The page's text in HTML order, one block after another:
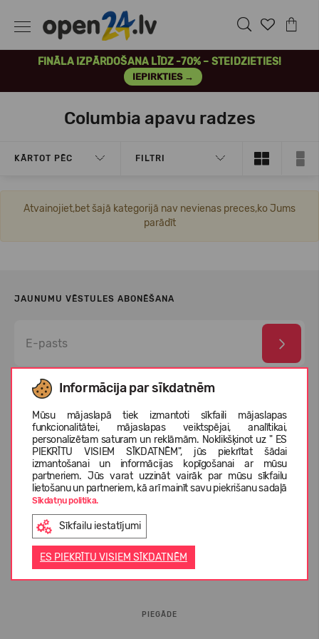
FINĀLA IZPĀRDOŠANA LĪDZ -70% – STEIDZIETIES!
IEPIRKTIES →
Informācija par sīkdatnēm
Mūsu mājaslapā tiek izmantoti sīkfaili mājaslapas
funkcionalitātei, mājaslapas veiktspējai, analītikai,
personalizētam saturam un reklāmām. Noklikšķinot uz " ES
PIEKRĪTU VISIEM SĪKDATNĒM", jūs piekrītat šādai
izmantošanai un informācijas kopīgošanai ar mūsu
partneriem. Jūs varat uzzināt vairāk par mūsu sīkfailu
lietošanu un partneriem, kā arī mainīt savu piekrišanu sadaļā
Sīkdatņu politika.
Sīkfailu iestatījumi
ES PIEKRĪTU VISIEM SĪKDATNĒM
Columbia apavu radzes
KĀRTOT PĒC FILTRI
Atvainojiet,bet šajā kategorijā nav nevienas preces,ko Jums
parādīt
JAUNUMU VĒSTULES ABONĒŠANA
Esmu izlasījis un piekrītu
datu aizsardzības noteikumi
INFORMĀCIJA PIRCĒJIEM
PIEGĀDE